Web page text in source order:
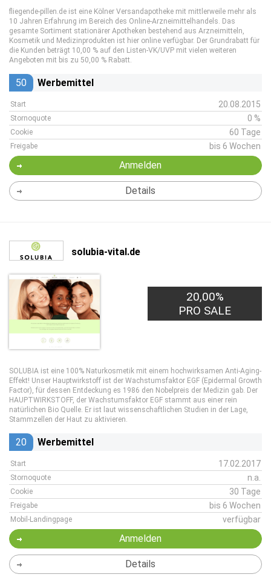
fliegende-pillen.de ist eine Kölner Versandapotheke mit mittlerweile mehr als
10 Jahren Erfahrung im Bereich des Online-Arzneimittelhandels. Das
gesamte Sortiment stationärer Apotheken bestehend aus Arzneimitteln,
Kosmetik und Medizinprodukten ist hier online verfügbar. Der Grundrabatt für
die Kunden beträgt 10,00 % auf den Listen-VK/UVP mit vielen weiteren
Angeboten mit bis zu 50,00 % Rabatt.
50 Werbemittel
Start 20.08.2015
Stornoquote 0 %
Cookie 60 Tage
Freigabe bis 6 Wochen
Anmelden
Details
solubia-vital.de
20,00%
PRO SALE
SOLUBIA ist eine 100% Naturkosmetik mit einem hochwirksamen Anti-Aging-
Effekt! Unser Hauptwirkstoff ist der Wachstumsfaktor EGF (Epidermal Growth
Factor), für dessen Entdeckung es 1986 den Nobelpreis der Medizin gab. Der
HAUPTWIRKSTOFF, der Wachstumsfaktor EGF stammt aus einer rein
natürlichen Bio Quelle. Er ist laut wissenschaftlichen Studien in der Lage,
Stammzellen der Haut zu aktivieren.
20 Werbemittel
Start 17.02.2017
Stornoquote n.a.
Cookie 30 Tage
Freigabe bis 6 Wochen
Mobil-Landingpage verfügbar
Anmelden
Details